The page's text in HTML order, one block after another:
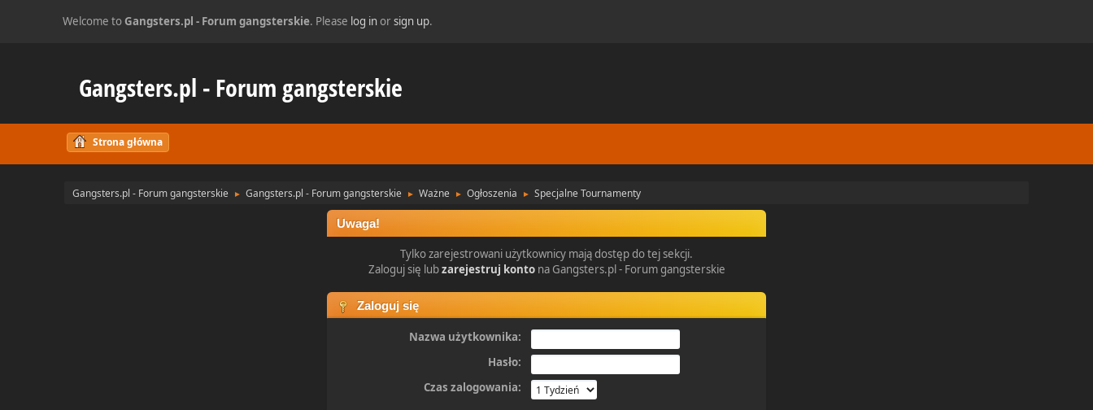
Welcome toGangsters.pl - Forum gangsterskie. Please log inorsign up.
Gangsters.pl - Forum gangsterskie
Strona główna
Gangsters.pl - Forum gangsterskie ► Gangsters.pl - Forum gangsterskie ► Ważne ► Ogłoszenia ► Specjalne Tournamenty
Uwaga!
Tylko zarejestrowani użytkownicy mają dostęp do tej sekcji.
Zaloguj się lubzarejestruj kontona Gangsters.pl - Forum gangsterskie
Zaloguj się
Nazwa użytkownika:
Hasło:
Czas zalogowania: